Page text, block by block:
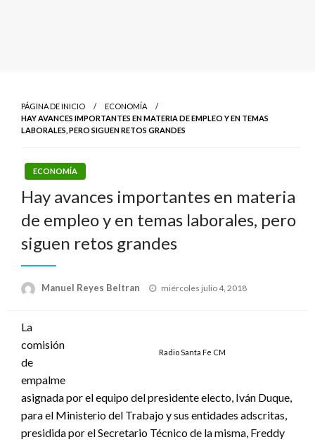
PÁGINA DE INICIO
ECONOMÍA
HAY AVANCES IMPORTANTES EN MATERIA DE EMPLEO Y EN TEMAS
LABORALES, PERO SIGUEN RETOS GRANDES
ECONOMÍA
Hay avances importantes en materia
de empleo y en temas laborales, pero
siguen retos grandes
Manuel Reyes Beltran
Publicado
miércoles julio 4, 2018
Radio Santa Fe CM
La
comisión
de
empalme
asignada por el equipo del presidente electo, Iván Duque,
para el Ministerio del Trabajo y sus entidades adscritas,
presidida por el Secretario Técnico de la misma, Freddy